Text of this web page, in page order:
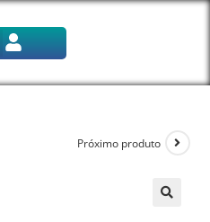
Próximo produto